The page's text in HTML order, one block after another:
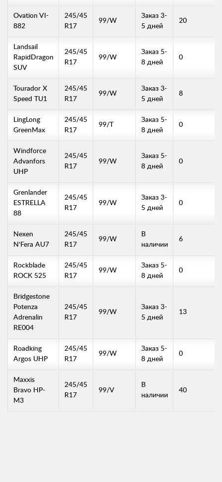
Ovation VI-
882
245/45
R17
99/W
Заказ 3-
5 дней
20
Landsail
RapidDragon
SUV
245/45
R17
99/W
Заказ 5-
8 дней
0
Tourador X
Speed TU1
245/45
R17
99/W
Заказ 3-
5 дней
8
LingLong
GreenMax
245/45
R17
99/T
Заказ 5-
8 дней
0
Windforce
Advanfors
UHP
245/45
R17
99/W
Заказ 5-
8 дней
0
Grenlander
ESTRELLA
88
245/45
R17
99/W
Заказ 3-
5 дней
0
Nexen
N'Fera AU7
245/45
R17
99/W
В
наличии
6
Rockblade
ROCK 525
245/45
R17
99/W
Заказ 5-
8 дней
0
Bridgestone
Potenza
Adrenalin
RE004
245/45
R17
99/W
Заказ 3-
5 дней
13
Roadking
Argos UHP
245/45
R17
99/W
Заказ 5-
8 дней
0
Maxxis
Bravo HP-
M3
245/45
R17
99/V
В
наличии
40